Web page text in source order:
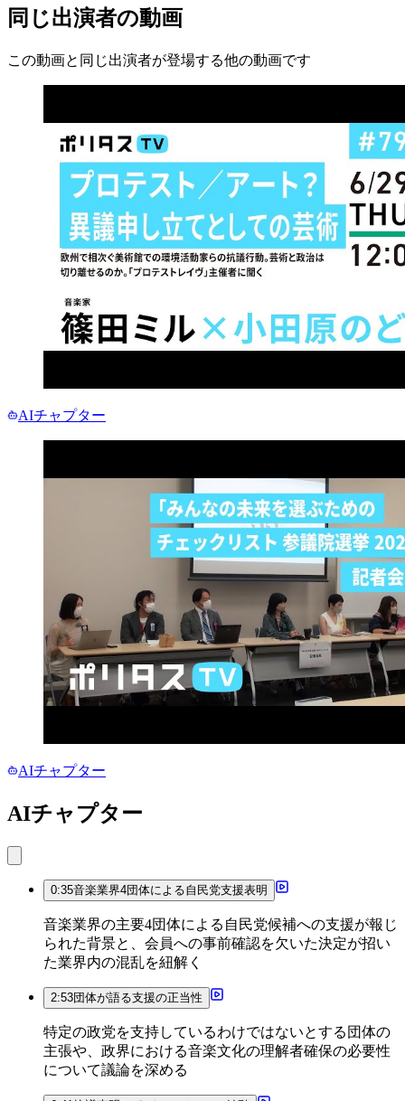
同じ出演者の動画
この動画と同じ出演者が登場する他の動画です
AIチャプター
AIチャプター
AIチャプター
0:35音楽業界4団体による自民党支援表明
音楽業界の主要4団体による自民党候補への支援が報じ
られた背景と、会員への事前確認を欠いた決定が招い
た業界内の混乱を紐解く
2:53団体が語る支援の正当性
特定の政党を支持しているわけではないとする団体の
主張や、政界における音楽文化の理解者確保の必要性
について議論を深める